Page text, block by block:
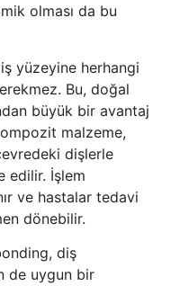
olması da bu
yüzeyine herhangi
Bu, doğal
büyük bir avantaj
malzeme,
dişlerle
edilir. İşlem
ve hastalar tedavi
dönebilir.
diş
de uygun bir